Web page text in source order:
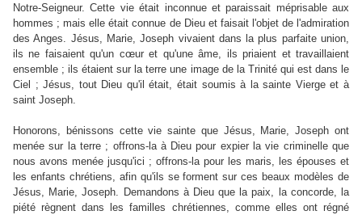
Notre-Seigneur. Cette vie était inconnue et paraissait méprisable aux
hommes ; mais elle était connue de Dieu et faisait l'objet de l'admiration
des Anges. Jésus, Marie, Joseph vivaient dans la plus parfaite union,
ils ne faisaient qu'un cœur et qu'une âme, ils priaient et travaillaient
ensemble ; ils étaient sur la terre une image de la Trinité qui est dans le
Ciel ; Jésus, tout Dieu qu'il était, était soumis à la sainte Vierge et à
saint Joseph.
Honorons, bénissons cette vie sainte que Jésus, Marie, Joseph ont
menée sur la terre ; offrons-la à Dieu pour expier la vie criminelle que
nous avons menée jusqu'ici ; offrons-la pour les maris, les épouses et
les enfants chrétiens, afin qu'ils se forment sur ces beaux modèles de
Jésus, Marie, Joseph. Demandons à Dieu que la paix, la concorde, la
piété règnent dans les familles chrétiennes, comme elles ont régné